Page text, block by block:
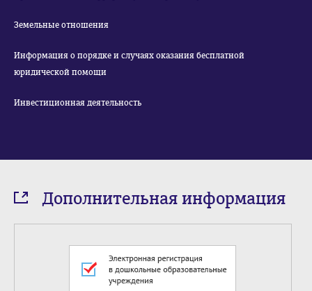
Земельные отношения
Информация о порядке и случаях оказания бесплатной
юридической помощи
Инвестиционная деятельность
Дополнительная информация